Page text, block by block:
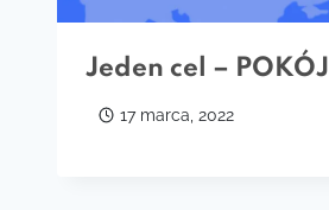
Jeden cel – POKÓJ
17 marca, 2022